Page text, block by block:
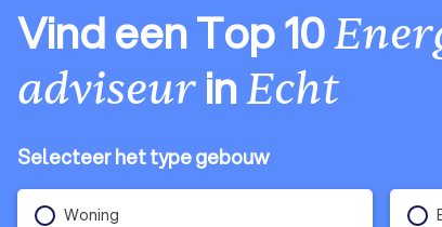
Vind een Top 10
adviseurinEcht
Selecteer het type gebouw
Woning